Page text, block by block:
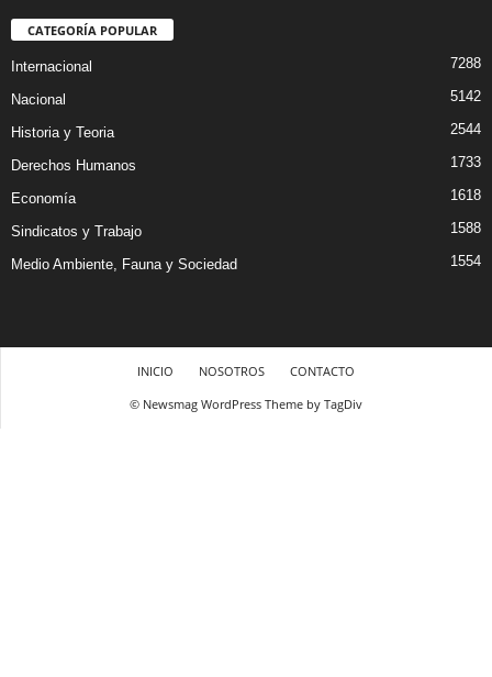
CATEGORÍA POPULAR
Internacional 7288
Nacional 5142
Historia y Teoria 2544
Derechos Humanos 1733
Economía 1618
Sindicatos y Trabajo 1588
Medio Ambiente, Fauna y Sociedad 1554
INICIO NOSOTROS
CONTACTO
© Newsmag WordPress Theme by TagDiv